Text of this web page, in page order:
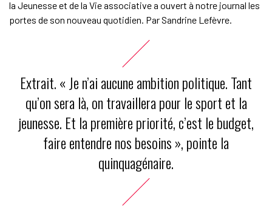
la Jeunesse et de la Vie associative a ouvert à notre journal les
portes de son nouveau quotidien. Par Sandrine Lefèvre.
Extrait. « Je n’ai aucune ambition politique. Tant
qu’on sera là, on travaillera pour le sport et la
jeunesse. Et la première priorité, c’est le budget,
faire entendre nos besoins », pointe la
quinquagénaire.